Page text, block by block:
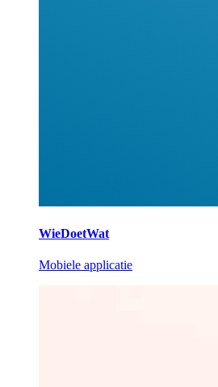
WieDoetWat
Mobiele applicatie